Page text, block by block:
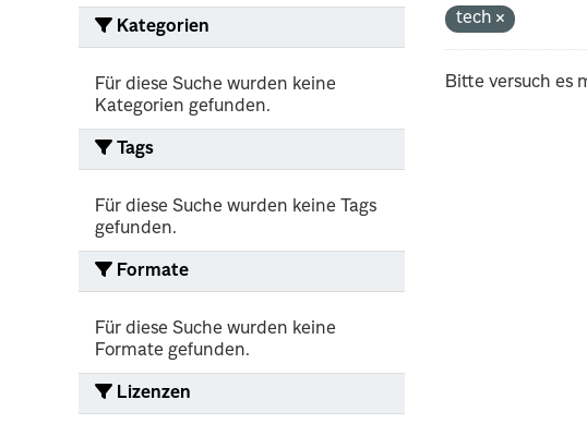
Kategorien
Für diese Suche wurden keine
Kategorien gefunden.
Tags
Für diese Suche wurden keine Tags
gefunden.
Formate
Für diese Suche wurden keine
Formate gefunden.
Lizenzen
tech
Bitte versuch es